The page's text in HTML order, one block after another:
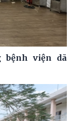
bệnh viện dã